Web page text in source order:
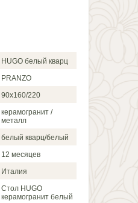
HUGO белый кварц
PRANZO
90х160/220
керамогранит /
металл
белый кварц/белый
12 месяцев
Италия
Стол HUGO
керамогранит белый